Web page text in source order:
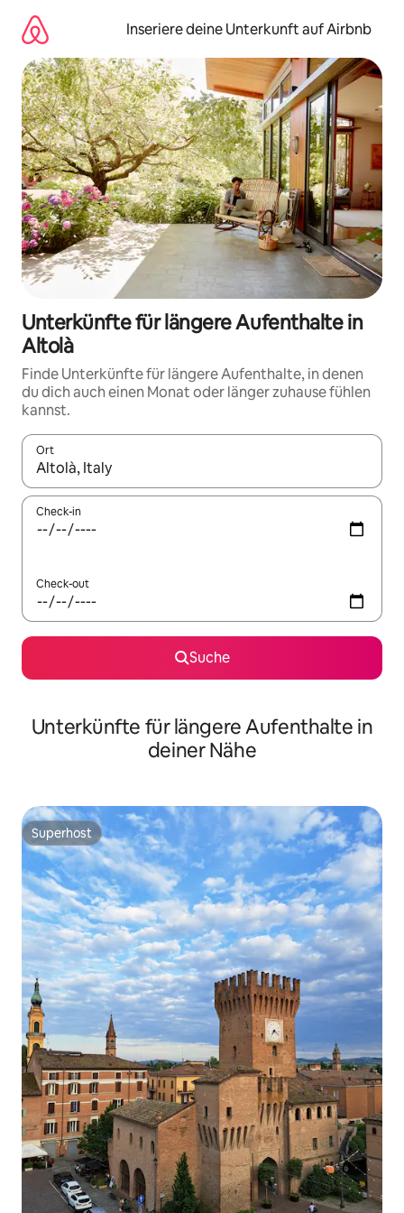
Inhalten
springen
Inseriere deine Unterkunft auf Airbnb
Unterkünfte für längere Aufenthalte in
Altolà
Finde Unterkünfte für längere Aufenthalte, in denen
du dich auch einen Monat oder länger zuhause fühlen
kannst.
Ort
Wenn Ergebnisse verfügbar sind, navigiere mit den
Check-in
Check-out
Suche
Unterkünfte für längere Aufenthalte in
deiner Nähe
Superhost
Superhost